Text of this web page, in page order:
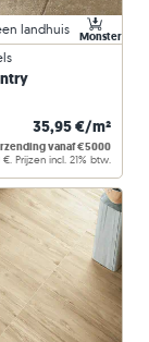
35,95 €/m²
vanaf €5000
Prijzen incl. 21% btw.
landhuis Monster